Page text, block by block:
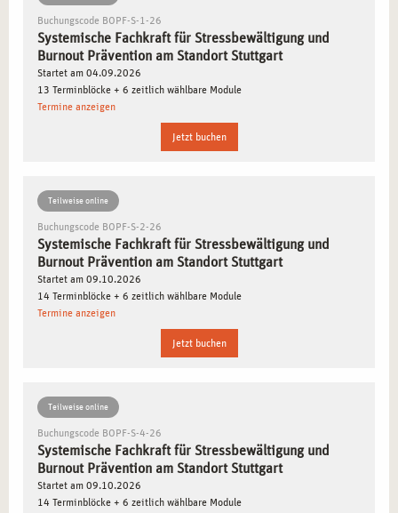
Fertigkeiten für Ihren beruflichen Erfolg.
Flexibles Lernen:Dank modularer Kurspläne lassen sich
Beruf und Weiterbildung optimal kombinieren.
WARUM STUTTGART EIN IDEALER STANDORT
FÜR IHRE AUSBILDUNG IST
Reichtum und zählt zu den wichtigsten Bildungsstandorten
in Deutschland. Die Stadt ist Heimat zahlreicher
Unternehmen und Institutionen, die großen Wert auf
betriebliche Gesundheitsförderung legen. Hier haben Sie
die Möglichkeit, Ihr Wissen in einem innovativen Umfeld
anzuwenden und gleichzeitig von den vielfältigen Freizeit-
und Kulturangeboten zu profitieren.
Unsere Ausbildung bereitet Sie gezielt darauf vor,
Menschen in stressreichen Lebenslagen professionell zu
unterstützen. Die praxisnahen Inhalte sorgen dafür, dass
Sie optimal auf Ihre zukünftigen Aufgaben vorbereitet
sind:
Buchungscode BOPF-S-1-26
Systemische Fachkraft für Stressbewältigung und
Burnout Prävention am Standort Stuttgart
Startet am 04.09.2026
13 Terminblöcke + 6 zeitlich wählbare Module
Termine anzeigen
Jetzt buchen
Teilweise online
Buchungscode BOPF-S-2-26
Systemische Fachkraft für Stressbewältigung und
Burnout Prävention am Standort Stuttgart
Startet am 09.10.2026
14 Terminblöcke + 6 zeitlich wählbare Module
Termine anzeigen
Jetzt buchen
Teilweise online
Buchungscode BOPF-S-4-26
Systemische Fachkraft für Stressbewältigung und
Burnout Prävention am Standort Stuttgart
Startet am 09.10.2026
14 Terminblöcke + 6 zeitlich wählbare Module